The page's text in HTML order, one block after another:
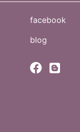
facebook
blog